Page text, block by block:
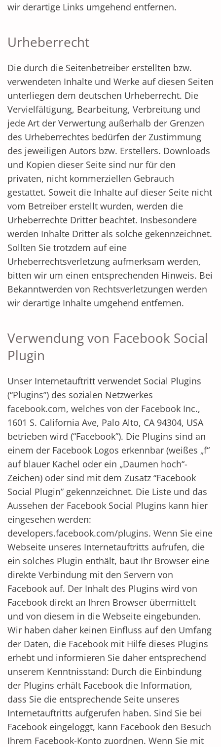
wir derartige Links umgehend entfernen.
Urheberrecht
Die durch die Seitenbetreiber erstellten bzw.
verwendeten Inhalte und Werke auf diesen Seiten
unterliegen dem deutschen Urheberrecht. Die
Vervielfältigung, Bearbeitung, Verbreitung und
jede Art der Verwertung außerhalb der Grenzen
des Urheberrechtes bedürfen der Zustimmung
des jeweiligen Autors bzw. Erstellers. Downloads
und Kopien dieser Seite sind nur für den
privaten, nicht kommerziellen Gebrauch
gestattet. Soweit die Inhalte auf dieser Seite nicht
vom Betreiber erstellt wurden, werden die
Urheberrechte Dritter beachtet. Insbesondere
werden Inhalte Dritter als solche gekennzeichnet.
Sollten Sie trotzdem auf eine
Urheberrechtsverletzung aufmerksam werden,
bitten wir um einen entsprechenden Hinweis. Bei
Bekanntwerden von Rechtsverletzungen werden
wir derartige Inhalte umgehend entfernen.
Verwendung von Facebook Social
Plugin
Unser Internetauftritt verwendet Social Plugins
(“Plugins”) des sozialen Netzwerkes
facebook.com, welches von der Facebook Inc.,
1601 S. California Ave, Palo Alto, CA 94304, USA
betrieben wird (“Facebook”). Die Plugins sind an
einem der Facebook Logos erkennbar (weißes „f“
auf blauer Kachel oder ein „Daumen hoch“-
Zeichen) oder sind mit dem Zusatz “Facebook
Social Plugin” gekennzeichnet. Die Liste und das
Aussehen der Facebook Social Plugins kann hier
eingesehen werden:
developers.facebook.com/plugins. Wenn Sie eine
Webseite unseres Internetauftritts aufrufen, die
ein solches Plugin enthält, baut Ihr Browser eine
direkte Verbindung mit den Servern von
Facebook auf. Der Inhalt des Plugins wird von
Facebook direkt an Ihren Browser übermittelt
und von diesem in die Webseite eingebunden.
Wir haben daher keinen Einfluss auf den Umfang
der Daten, die Facebook mit Hilfe dieses Plugins
erhebt und informieren Sie daher entsprechend
unserem Kenntnisstand: Durch die Einbindung
der Plugins erhält Facebook die Information,
dass Sie die entsprechende Seite unseres
Internetauftritts aufgerufen haben. Sind Sie bei
Facebook eingeloggt, kann Facebook den Besuch
Ihrem Facebook-Konto zuordnen. Wenn Sie mit